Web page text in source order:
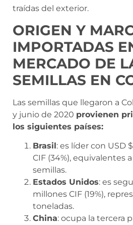
traídas del exterior.
ORIGEN Y
IMPORTADAS
MERCADO DE
SEMILLAS EN
Las semillas que llegaron a
y junio de 2020 provienen
los siguientes países:
Brasil : es líder con USD
CIF (34%), equivalentes
semillas.
Estados Unidos: es
millones CIF (19%),
toneladas.
China: ocupa la tercera